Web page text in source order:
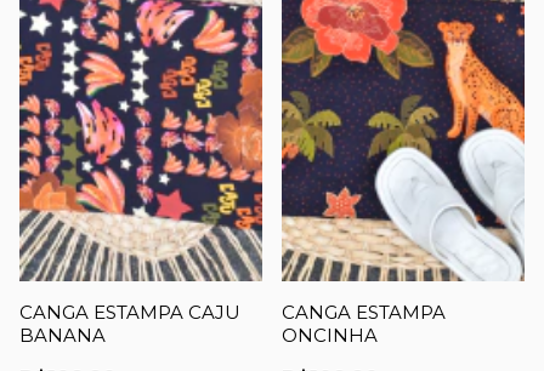
CANGA ESTAMPA CAJU
BANANA
CANGA ESTAMPA
ONCINHA